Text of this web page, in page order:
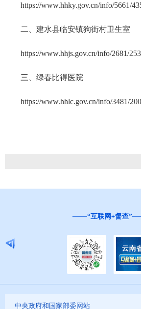
https://www.hhky.gov.cn/info/5661/
二、建水县临安镇狗街村卫生室
https://www.hhjs.gov.cn/info/2681/
三、绿春比得医院
https://www.hhlc.gov.cn/info/3481/
“互联网+督查”
中央政府和国家部委网站